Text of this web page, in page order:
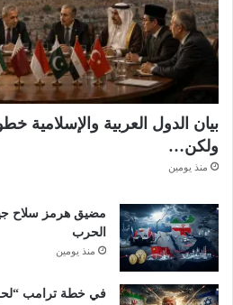
بيان الدول العربية والإسلامية
ولكن…
منذ يومين
مضيق هرمز سلاح
الحرب
منذ يومين
في خطة ترامب